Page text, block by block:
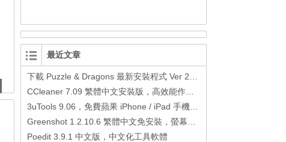
最近文章
Poedit 3.9.1 中文版，中文化工具軟體